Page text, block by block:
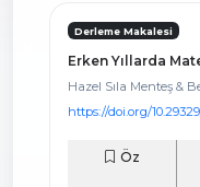
Derleme Makalesi
Erken Yıllarda
Hazel Sıla Menteş &
https://doi.org/
Öz